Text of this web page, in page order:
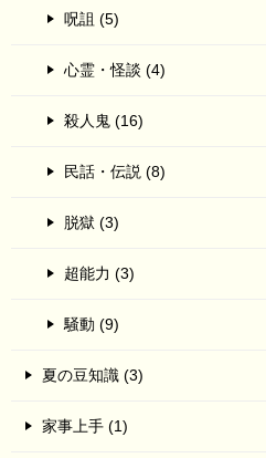
呪詛 (5)
心霊・怪談 (4)
殺人鬼 (16)
民話・伝説 (8)
脱獄 (3)
超能力 (3)
騒動 (9)
夏の豆知識 (3)
家事上手 (1)